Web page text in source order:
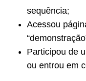
sequência;
Acessou
Participou de
ou entrou em